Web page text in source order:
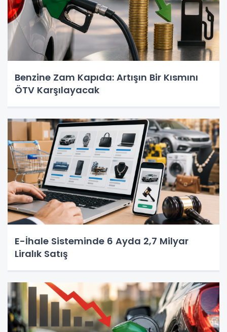
Benzine Zam Kapıda: Artışın Bir Kısmını
ÖTV Karşılayacak
E-İhale Sisteminde 6 Ayda 2,7 Milyar
Liralık Satış